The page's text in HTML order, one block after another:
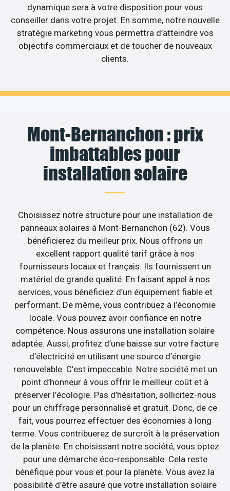
dynamique sera à votre disposition pour vous
conseiller dans votre projet. En somme, notre nouvelle
stratégie marketing vous permettra d’atteindre vos
objectifs commerciaux et de toucher de nouveaux
clients.
Mont-Bernanchon : prix
imbattables pour
installation solaire
Choisissez notre structure pour une installation de
panneaux solaires à Mont-Bernanchon (62). Vous
bénéficierez du meilleur prix. Nous offrons un
excellent rapport qualité tarif grâce à nos
fournisseurs locaux et français. Ils fournissent un
matériel de grande qualité. En faisant appel à nos
services, vous bénéficiez d’un équipement fiable et
performant. De même, vous contribuez à l’économie
locale. Vous pouvez avoir confiance en notre
compétence. Nous assurons une installation solaire
adaptée. Aussi, profitez d’une baisse sur votre facture
d’électricité en utilisant une source d’énergie
renouvelable. C’est impeccable. Notre société met un
point d’honneur à vous offrir le meilleur coût et à
préserver l’écologie. Pas d’hésitation, sollicitez-nous
pour un chiffrage personnalisé et gratuit. Donc, de ce
fait, vous pourrez effectuer des économies à long
terme. Vous contribuerez de surcroît à la préservation
de la planète. En choisissant notre société, vous optez
pour une démarche éco-responsable. Cela reste
bénéfique pour vous et pour la planète. Vous avez la
possibilité d’être assuré que votre installation solaire